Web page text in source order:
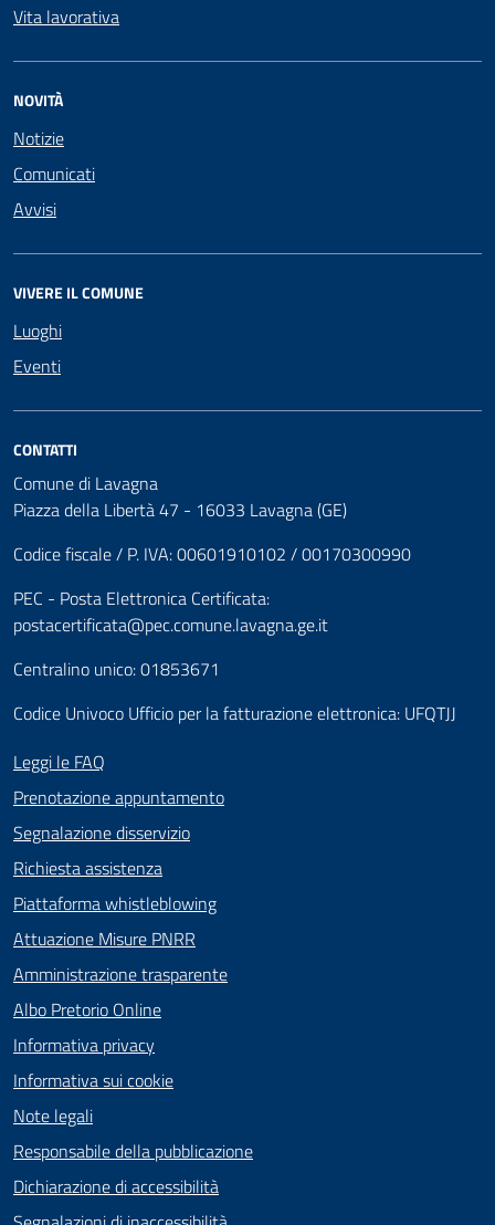
Vita lavorativa
NOVITÀ
Notizie
Comunicati
Avvisi
VIVERE IL COMUNE
Luoghi
Eventi
CONTATTI
Comune di Lavagna
Piazza della Libertà 47 - 16033 Lavagna (GE)
Codice fiscale / P. IVA: 00601910102 / 00170300990
PEC - Posta Elettronica Certificata:
postacertificata@pec.comune.lavagna.ge.it
Centralino unico: 01853671
Codice Univoco Ufficio per la fatturazione elettronica: UFQTJJ
Leggi le FAQ
Prenotazione appuntamento
Segnalazione disservizio
Richiesta assistenza
Piattaforma whistleblowing
Attuazione Misure PNRR
Amministrazione trasparente
Albo Pretorio Online
Informativa privacy
Informativa sui cookie
Note legali
Responsabile della pubblicazione
Dichiarazione di accessibilità